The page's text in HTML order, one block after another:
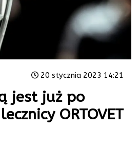
20 stycznia 2023 14:21
jest już po
ORTOVET